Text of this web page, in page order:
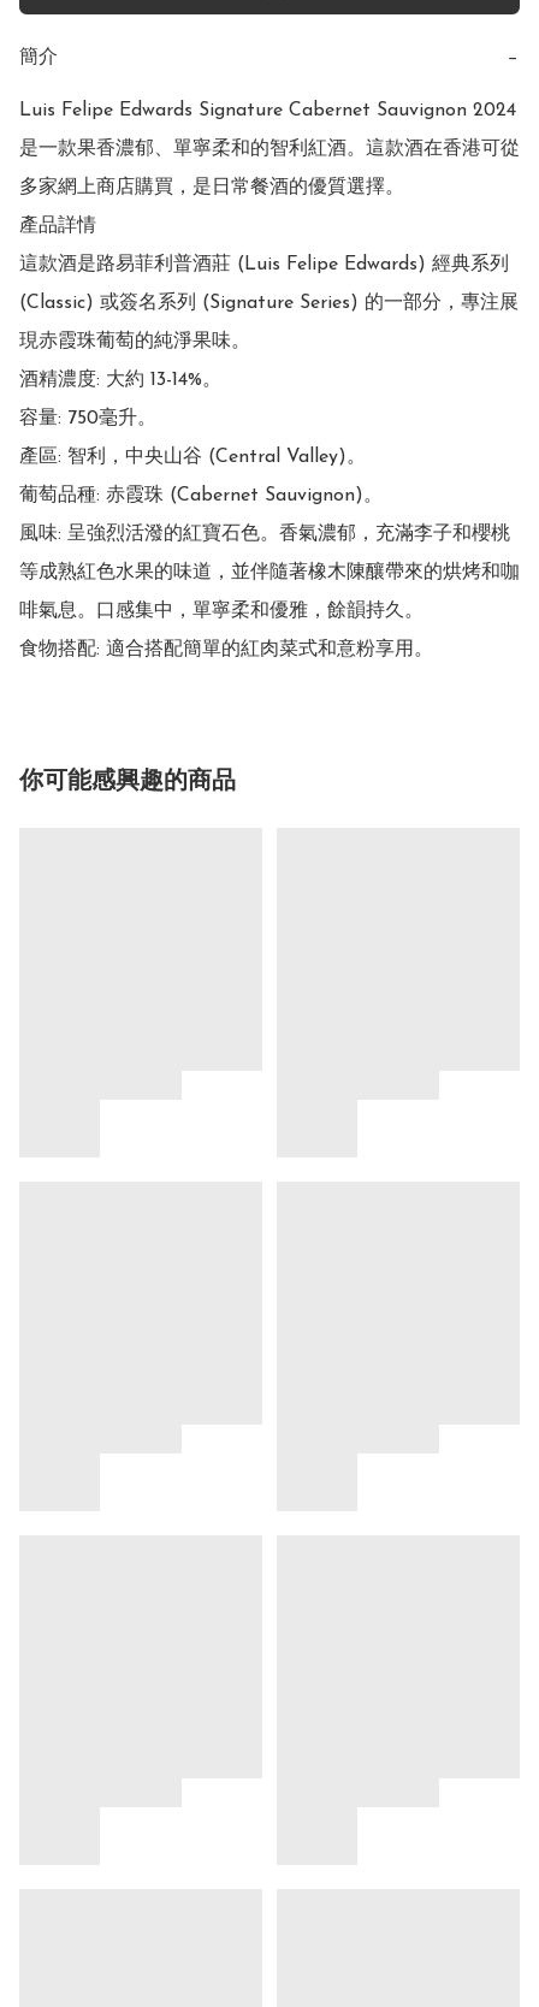
簡介 −
Luis Felipe Edwards Signature Cabernet Sauvignon 2024
是一款果香濃郁、單寧柔和的智利紅酒。這款酒在香港可從
多家網上商店購買，是日常餐酒的優質選擇。
產品詳情
這款酒是路易菲利普酒莊 (Luis Felipe Edwards) 經典系列
(Classic) 或簽名系列 (Signature Series) 的一部分，專注展
現赤霞珠葡萄的純淨果味。
酒精濃度: 大約 13-14%。
容量: 750毫升。
產區: 智利，中央山谷 (Central Valley)。
葡萄品種: 赤霞珠 (Cabernet Sauvignon)。
風味: 呈強烈活潑的紅寶石色。香氣濃郁，充滿李子和櫻桃
等成熟紅色水果的味道，並伴隨著橡木陳釀帶來的烘烤和咖
啡氣息。口感集中，單寧柔和優雅，餘韻持久。
食物搭配: 適合搭配簡單的紅肉菜式和意粉享用。
你可能感興趣的商品